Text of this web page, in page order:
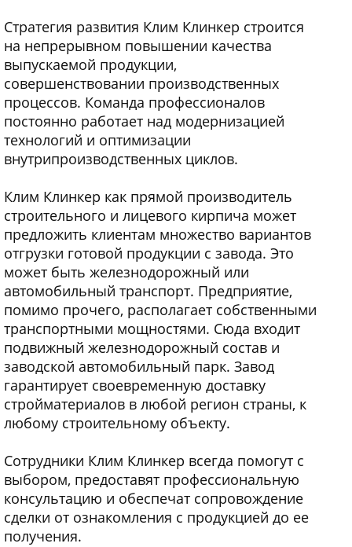
Стратегия развития Клим Клинкер строится
на непрерывном повышении качества
выпускаемой продукции,
совершенствовании производственных
процессов. Команда профессионалов
постоянно работает над модернизацией
технологий и оптимизации
внутрипроизводственных циклов.
Клим Клинкер как прямой производитель
строительного и лицевого кирпича может
предложить клиентам множество вариантов
отгрузки готовой продукции с завода. Это
может быть железнодорожный или
автомобильный транспорт. Предприятие,
помимо прочего, располагает собственными
транспортными мощностями. Сюда входит
подвижный железнодорожный состав и
заводской автомобильный парк. Завод
гарантирует своевременную доставку
стройматериалов в любой регион страны, к
любому строительному объекту.
Сотрудники Клим Клинкер всегда помогут с
выбором, предоставят профессиональную
консультацию и обеспечат сопровождение
сделки от ознакомления с продукцией до ее
получения.